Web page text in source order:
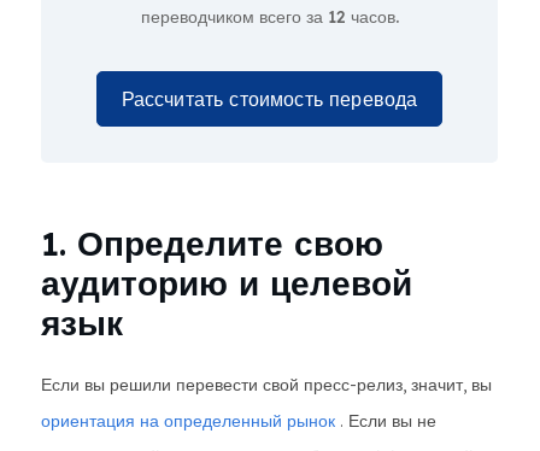
переводчиком всего за 12 часов.
Рассчитать стоимость перевода
1. Определите свою
аудиторию и целевой
язык
Если вы решили перевести свой пресс-релиз, значит, вы
ориентация на определенный рынок . Если вы не